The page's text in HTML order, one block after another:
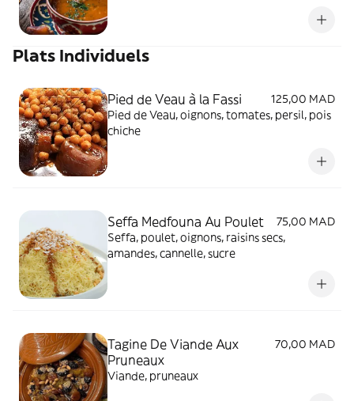
Plats Individuels
Pied de Veau à la Fassi
125,00 MAD
Pied de Veau, oignons, tomates, persil, pois
chiche
Seffa Medfouna Au Poulet
75,00 MAD
Seffa, poulet, oignons, raisins secs,
amandes, cannelle, sucre
Tagine De Viande Aux
Pruneaux
70,00 MAD
Viande, pruneaux